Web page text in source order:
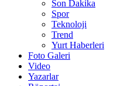
Son Dakika
Spor
Teknoloji
Trend
Yurt Haberleri
Foto Galeri
Video
Yazarlar